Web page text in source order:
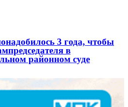
3 года, чтобы
в
районном суде